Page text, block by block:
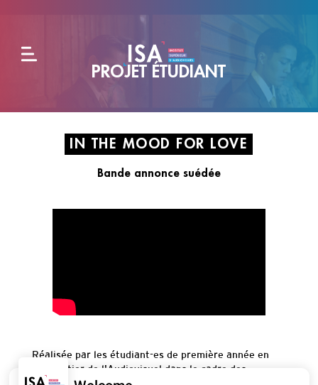
Informations
PROJET ÉTUDIANT
IN THE MOOD FOR LOVE
Bande annonce suédée
Réalisée par les étudiant-es de première année en
BTS Métier de l'Audiovisuel dans le cadre des